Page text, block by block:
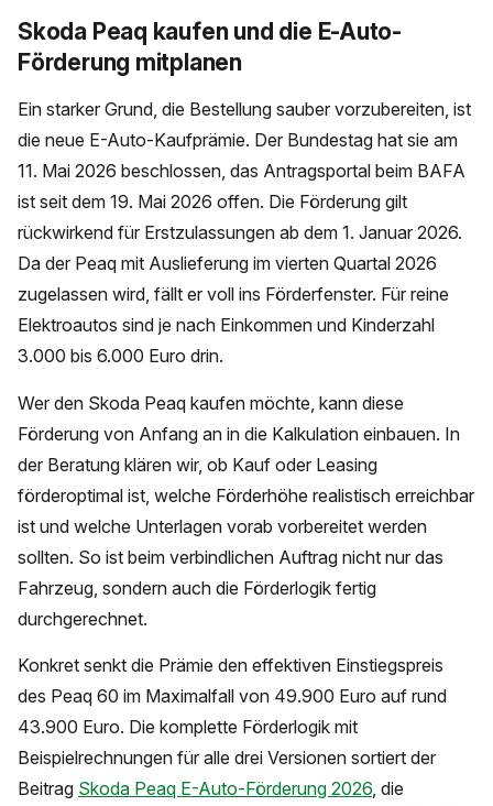
Skoda Peaq kaufen und die E-Auto-
Förderung mitplanen
Ein starker Grund, die Bestellung sauber vorzubereiten, ist
die neue E-Auto-Kaufprämie. Der Bundestag hat sie am
11. Mai 2026 beschlossen, das Antragsportal beim BAFA
ist seit dem 19. Mai 2026 offen. Die Förderung gilt
rückwirkend für Erstzulassungen ab dem 1. Januar 2026.
Da der Peaq mit Auslieferung im vierten Quartal 2026
zugelassen wird, fällt er voll ins Förderfenster. Für reine
Elektroautos sind je nach Einkommen und Kinderzahl
3.000 bis 6.000 Euro drin.
Wer den Skoda Peaq kaufen möchte, kann diese
Förderung von Anfang an in die Kalkulation einbauen. In
der Beratung klären wir, ob Kauf oder Leasing
förderoptimal ist, welche Förderhöhe realistisch erreichbar
ist und welche Unterlagen vorab vorbereitet werden
sollten. So ist beim verbindlichen Auftrag nicht nur das
Fahrzeug, sondern auch die Förderlogik fertig
durchgerechnet.
Konkret senkt die Prämie den effektiven Einstiegspreis
des Peaq 60 im Maximalfall von 49.900 Euro auf rund
43.900 Euro. Die komplette Förderlogik mit
Beispielrechnungen für alle drei Versionen sortiert der
Beitrag Skoda Peaq E-Auto-Förderung 2026, die